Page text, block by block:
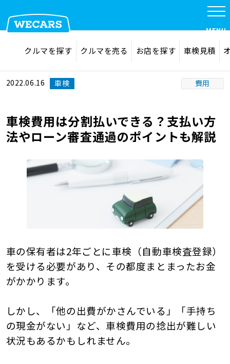
在庫検索 サイト内検索
検索
MENU
クルマを探す
クルマを売る
車検料金・メニュー
品質管理とサポート体制
オイル交換・点検・整備予約
お役立ち情報
お問い合わせ
クルマを探す クルマを売る お店を探す 車検見積
2022.06.16 車検 費用
車検費用は分割払いできる？支払い方
法やローン審査通過のポイントも解説
車の保有者は2年ごとに車検（自動車検査登録）
を受ける必要があり、その都度まとまったお金
がかかります。
しかし、「他の出費がかさんでいる」「手持ち
の現金がない」など、車検費用の捻出が難しい
状況もあるかもしれません。